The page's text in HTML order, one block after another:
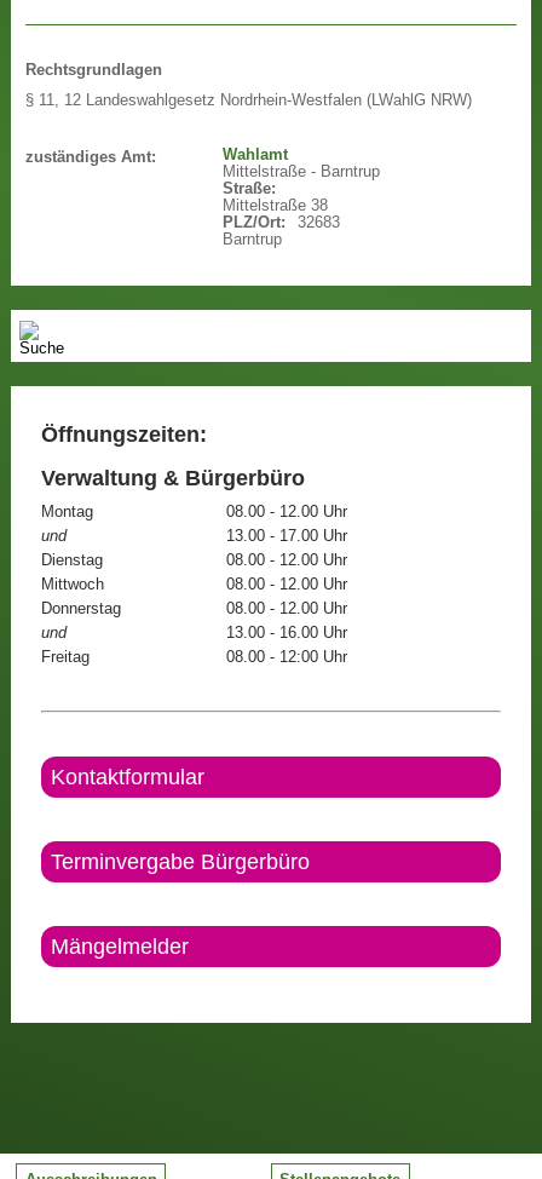
Rechtsgrundlagen
§ 11, 12 Landeswahlgesetz Nordrhein-Westfalen (LWahlG NRW)
zuständiges Amt:
Wahlamt
Mittelstraße - Barntrup
Straße:
Mittelstraße 38
PLZ/Ort:
32683
Barntrup
Öffnungszeiten:
Verwaltung & Bürgerbüro
Montag
08.00 - 12.00 Uhr
und
13.00 - 17.00 Uhr
Dienstag
08.00 - 12.00 Uhr
Mittwoch
08.00 - 12.00 Uhr
Donnerstag
08.00 - 12.00 Uhr
und
13.00 - 16.00 Uhr
Freitag
08.00 - 12:00 Uhr
Kontaktformular
Terminvergabe Bürgerbüro
Mängelmelder